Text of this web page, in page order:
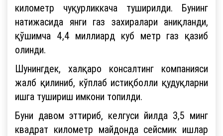
километр чуқурликкача туширилди. Бунинг
натижасида янги газ захиралари аниқланди,
қўшимча 4,4 миллиард куб метр газ қазиб
олинди.
Шунингдек, халқаро консалтинг компанияси
жалб қилиниб, кўплаб истиқболли қудуқларни
ишга тушириш имкони топилди.
Буни давом эттириб, келгуси йилда 3,5 минг
квадрат километр майдонда сейсмик ишлар